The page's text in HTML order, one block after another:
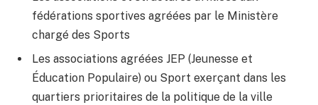
fédérations sportives agréées par le Ministère
chargé des Sports
Les associations agréées JEP (Jeunesse et
Éducation Populaire) ou Sport exerçant dans les
quartiers prioritaires de la politique de la ville